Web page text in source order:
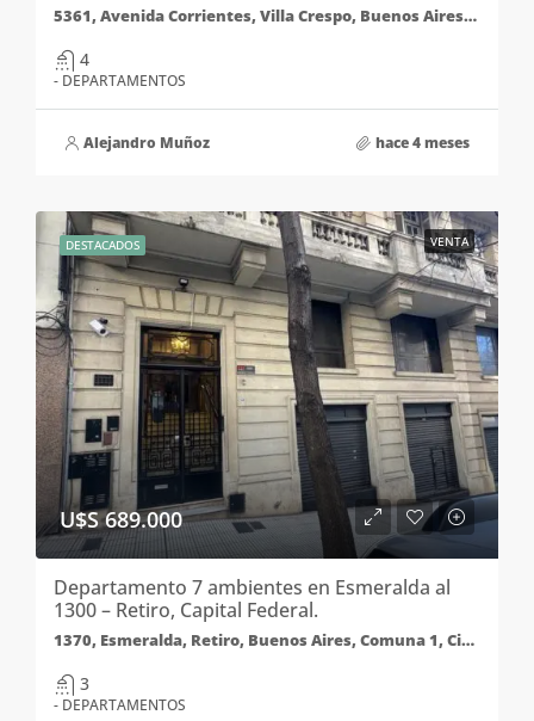
5361, Avenida Corrientes, Villa Crespo, Buenos Aires, Comuna 15, Ciudad Autónoma de Buenos Aires, C1414AJG, Argentina
4
- DEPARTAMENTOS
Alejandro Muñoz hace 4 meses
DESTACADOS VENTA
U$S 689.000
Departamento 7 ambientes en Esmeralda al
1300 – Retiro, Capital Federal.
1370, Esmeralda, Retiro, Buenos Aires, Comuna 1, Ciudad Autónoma de Buenos Aires, C1054AAQ, Argentina
3
- DEPARTAMENTOS